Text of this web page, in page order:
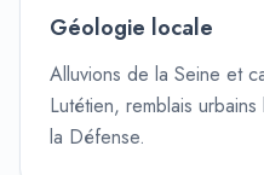
Géologie locale
Alluvions de la Seine et
Lutétien, remblais
la Défense.